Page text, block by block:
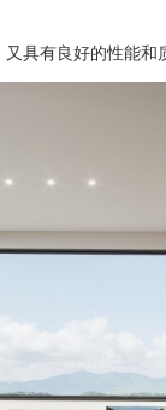
有良好的性能和